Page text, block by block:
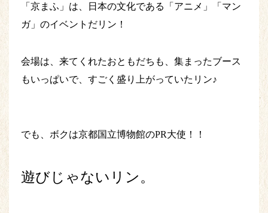
「京まふ」は、日本の文化である「アニメ」「マン
ガ」のイベントだリン！
会場は、来てくれたおともだちも、集まったブース
もいっぱいで、すごく盛り上がっていたリン♪
でも、ボクは京都国立博物館のPR大使！！
遊びじゃないリン。